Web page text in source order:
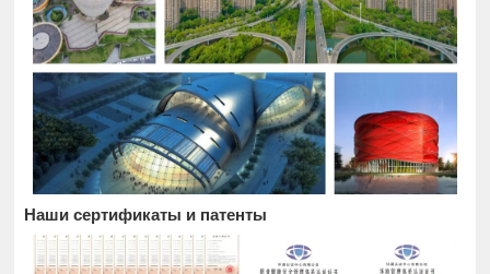
Наши сертификаты и патенты